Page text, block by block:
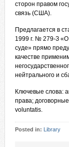
сторон правом
связь (США).
Предлагается в
1999 г. № 279-З
суде» прямо
качестве
нейтрального и
Ключевые слова:
права;
voluntatis.
Posted in: Library